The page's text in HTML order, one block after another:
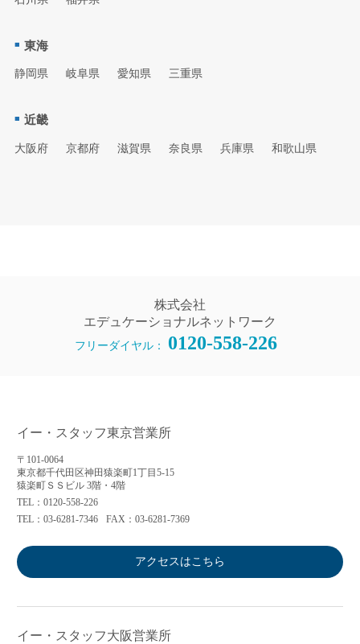
東海
静岡県 岐阜県 愛知県 三重県
近畿
大阪府 京都府 滋賀県 奈良県 兵庫県 和歌山県
株式会社
エデュケーショナルネットワーク
フリーダイヤル： 0120-558-226
イー・スタッフ東京営業所
〒101-0064
東京都千代田区神田猿楽町1丁目5-15
猿楽町ＳＳビル 3階・4階
TEL：0120-558-226
TEL：03-6281-7346
FAX：03-6281-7369
アクセスはこちら
イー・スタッフ大阪営業所